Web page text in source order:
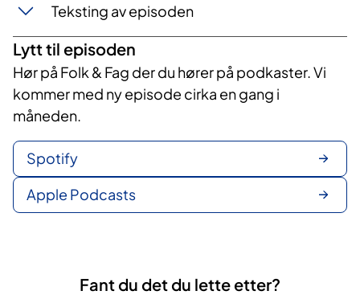
Teksting av episoden
Lytt til episoden
Hør på Folk & Fag der du hører på podkaster. Vi
kommer med ny episode cirka en gang i
måneden.
Spotify
Apple Podcasts
Fant du det du lette etter?